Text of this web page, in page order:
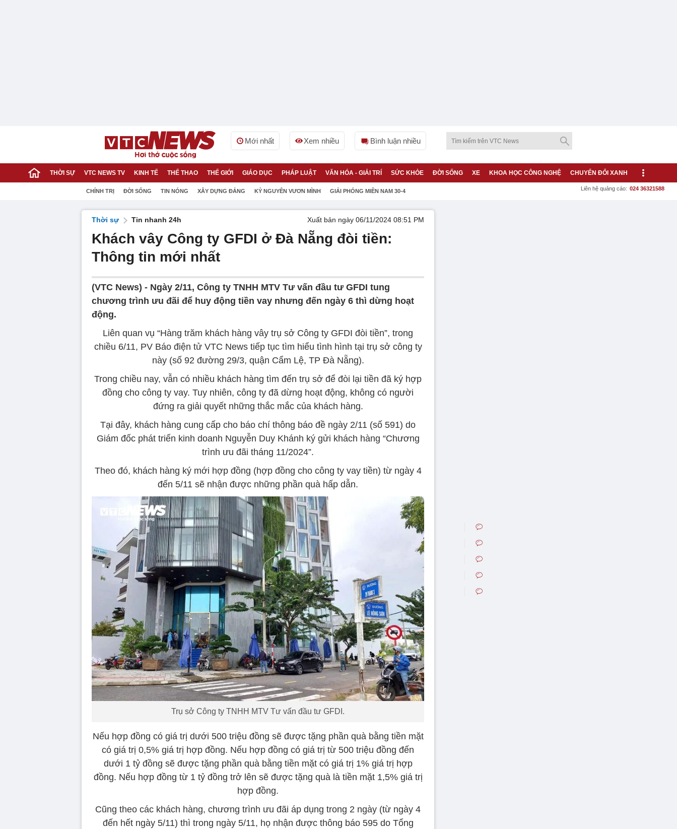
Mới nhất Xem nhiều Bình luận nhiều
THỜI SỰ VTC NEWS TV KINH TẾ THỂ THAO THẾ GIỚI GIÁO DỤC PHÁP LUẬT VĂN HÓA - GIẢI TRÍ SỨC KHỎE ĐỜI SỐNG XE KHOA HỌC CÔNG NGHỆ CHUYỂN ĐỔI XANH
CHÍNH TRỊ ĐỜI SỐNG TIN NÓNG XÂY DỰNG ĐẢNG KỶ NGUYÊN VƯƠN MÌNH GIẢI PHÓNG MIỀN NAM 30-4 Liên hệ quảng cáo: 024 36321588
Thời sự Tin nhanh 24h Xuất bản ngày 06/11/2024 08:51 PM
Khách vây Công ty GFDI ở Đà Nẵng đòi tiền:
Thông tin mới nhất
(VTC News) - Ngày 2/11, Công ty TNHH MTV Tư vấn đầu tư GFDI tung
chương trình ưu đãi để huy động tiền vay nhưng đến ngày 6 thì dừng hoạt
động.
Liên quan vụ “Hàng trăm khách hàng vây trụ sở Công ty GFDI đòi tiền”, trong
chiều 6/11, PV Báo điện tử VTC News tiếp tục tìm hiểu tình hình tại trụ sở công ty
này (số 92 đường 29/3, quận Cẩm Lệ, TP Đà Nẵng).
Trong chiều nay, vẫn có nhiều khách hàng tìm đến trụ sở để đòi lại tiền đã ký hợp
đồng cho công ty vay. Tuy nhiên, công ty đã dừng hoạt động, không có người
đứng ra giải quyết những thắc mắc của khách hàng.
Tại đây, khách hàng cung cấp cho báo chí thông báo đề ngày 2/11 (số 591) do
Giám đốc phát triển kinh doanh Nguyễn Duy Khánh ký gửi khách hàng “Chương
trình ưu đãi tháng 11/2024”.
Theo đó, khách hàng ký mới hợp đồng (hợp đồng cho công ty vay tiền) từ ngày 4
đến 5/11 sẽ nhận được những phần quà hấp dẫn.
Trụ sở Công ty TNHH MTV Tư vấn đầu tư GFDI.
Nếu hợp đồng có giá trị dưới 500 triệu đồng sẽ được tặng phần quà bằng tiền mặt
có giá trị 0,5% giá trị hợp đồng. Nếu hợp đồng có giá trị từ 500 triệu đồng đến
dưới 1 tỷ đồng sẽ được tặng phần quà bằng tiền mặt có giá trị 1% giá trị hợp
đồng. Nếu hợp đồng từ 1 tỷ đồng trở lên sẽ được tặng quà là tiền mặt 1,5% giá trị
hợp đồng.
Cũng theo các khách hàng, chương trình ưu đãi áp dụng trong 2 ngày (từ ngày 4
đến hết ngày 5/11) thì trong ngày 5/11, họ nhận được thông báo 595 do Tổng